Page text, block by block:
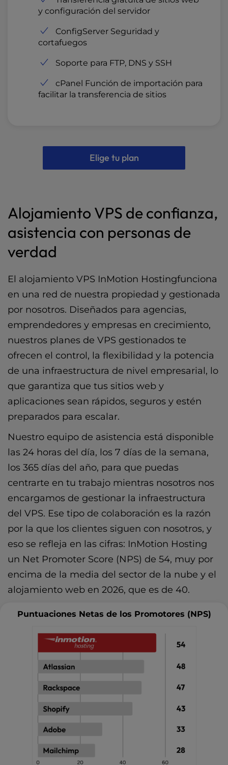
y configuración del servidor
ConfigServer Seguridad y
cortafuegos
Soporte para FTP, DNS y SSH
cPanel Función de importación para
facilitar la transferencia de sitios
Elige tu plan
Alojamiento VPS de confianza,
asistencia con personas de
verdad
El alojamiento VPS InMotion Hostingfunciona
en una red de nuestra propiedad y gestionada
por nosotros. Diseñados para agencias,
emprendedores y empresas en crecimiento,
nuestros planes de VPS gestionados te
ofrecen el control, la flexibilidad y la potencia
de una infraestructura de nivel empresarial, lo
que garantiza que tus sitios web y
aplicaciones sean rápidos, seguros y estén
preparados para escalar.
Nuestro equipo de asistencia está disponible
las 24 horas del día, los 7 días de la semana,
los 365 días del año, para que puedas
centrarte en tu trabajo mientras nosotros nos
encargamos de gestionar la infraestructura
del VPS. Ese tipo de colaboración es la razón
por la que los clientes siguen con nosotros, y
eso se refleja en las cifras: InMotion Hosting
un Net Promoter Score (NPS) de 54, muy por
encima de la media del sector de la nube y el
alojamiento web en 2026, que es de 40.
Puntuaciones Netas de los Promotores (NPS)